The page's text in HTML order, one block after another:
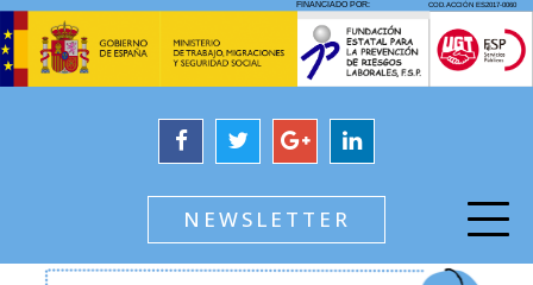
NEWSLETTER